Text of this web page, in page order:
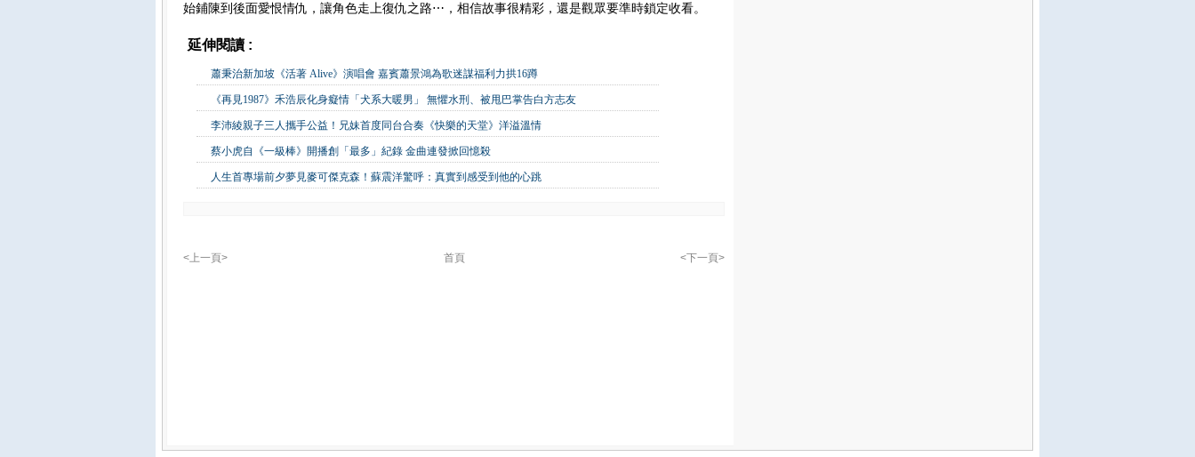
始鋪陳到後面愛恨情仇，讓角色走上復仇之路⋯，相信故事很精彩，還是觀眾要準時鎖定收看。
延伸閱讀 :
蕭秉治新加坡《活著 Alive》演唱會 嘉賓蕭景鴻為歌迷謀福利力拱16蹲
《再見1987》禾浩辰化身癡情「犬系大暖男」 無懼水刑、被甩巴掌告白方志友
李沛綾親子三人攜手公益！兄妹首度同台合奏《快樂的天堂》洋溢溫情
蔡小虎自《一級棒》開播創「最多」紀錄 金曲連發掀回憶殺
人生首專場前夕夢見麥可傑克森！蘇震洋驚呼：真實到感受到他的心跳
<上一頁> <下一頁>
首頁